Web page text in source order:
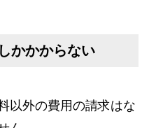
かかからない
以外の費用の請求はな